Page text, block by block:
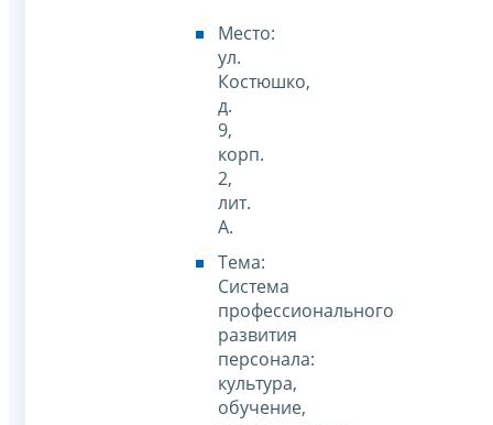
Место:
ул.
Костюшко,
д.
9,
корп.
2,
лит.
А.
Тема:
Система
профессионального
развития
персонала:
культура,
обучение,